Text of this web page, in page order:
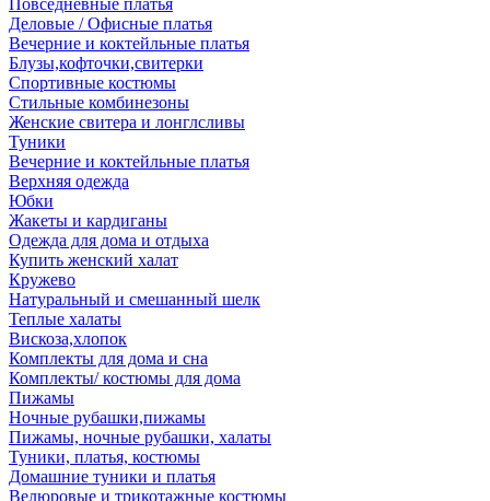
Повседневные платья
Деловые / Офисные платья
Вечерние и коктейльные платья
Блузы,кофточки,свитерки
Спортивные костюмы
Стильные комбинезоны
Женские свитера и лонглсливы
Туники
Вечерние и коктейльные платья
Верхняя одежда
Юбки
Жакеты и кардиганы
Одежда для дома и отдыха
Купить женский халат
Кружево
Натуральный и смешанный шелк
Теплые халаты
Вискоза,хлопок
Комплекты для дома и сна
Комплекты/ костюмы для дома
Пижамы
Ночные рубашки,пижамы
Пижамы, ночные рубашки, халаты
Туники, платья, костюмы
Домашние туники и платья
Велюровые и трикотажные костюмы